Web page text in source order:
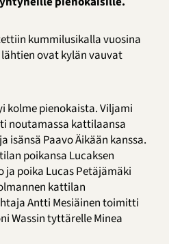
kummilusikalla vuosina
lähtien ovat kylän vauvat
kolme pienokaista. Viljami
noutamassa kattilaansa
isänsä Paavo Äikään kanssa.
poikansa Lucaksen
ja poika Lucas Petäjämäki
kattilan
Antti Mesiäinen toimitti
Wassin tyttärelle Minea